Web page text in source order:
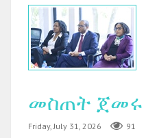
መስጠት ጀመሩ
Friday, July 31, 2026 91